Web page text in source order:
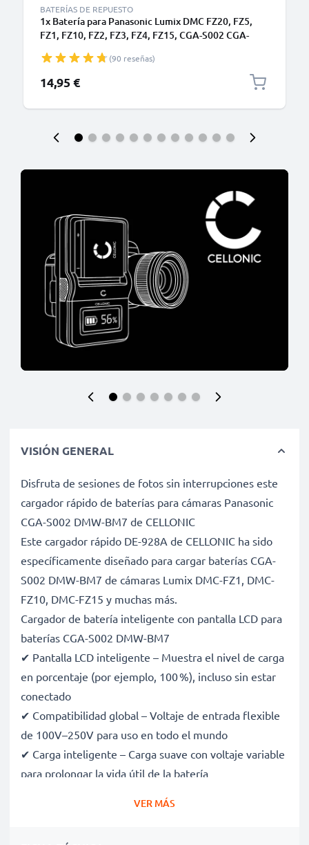
BATERÍAS DE REPUESTO
1x Batería para Panasonic Lumix DMC FZ20, FZ5,
FZ1, FZ10, FZ2, FZ3, FZ4, FZ15, CGA-S002 CGA-
(700mAh, 7.4V) de CELLONIC
(90 reseñas)
14,95 €
VISIÓN GENERAL
Disfruta de sesiones de fotos sin interrupciones este
cargador rápido de baterías para cámaras Panasonic
CGA-S002 DMW-BM7 de CELLONIC
Este cargador rápido DE-928A de CELLONIC ha sido
específicamente diseñado para cargar baterías CGA-
S002 DMW-BM7 de cámaras Lumix DMC-FZ1, DMC-
FZ10, DMC-FZ15 y muchas más.
Cargador de batería inteligente con pantalla LCD para
baterías CGA-S002 DMW-BM7
✔ Pantalla LCD inteligente – Muestra el nivel de carga
en porcentaje (por ejemplo, 100 %), incluso sin estar
conectado
✔ Compatibilidad global – Voltaje de entrada flexible
de 100V–250V para uso en todo el mundo
✔ Carga inteligente – Carga suave con voltaje variable
para prolongar la vida útil de la batería
VER MÁS